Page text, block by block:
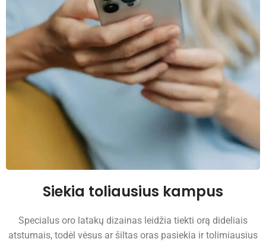
Siekia toliausius kampus
Specialus oro latakų dizainas leidžia tiekti orą dideliais
atstumais, todėl vėsus ar šiltas oras pasiekia ir tolimiausius